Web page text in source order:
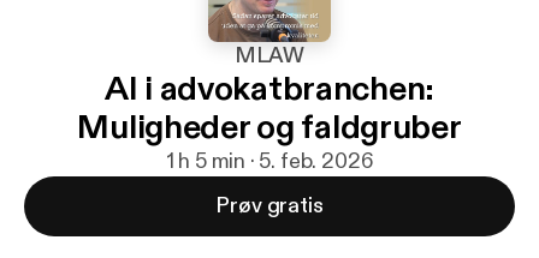
MLAW
AI i advokatbranchen:
Muligheder og faldgruber
1 h 5 min · 5. feb. 2026
Prøv gratis